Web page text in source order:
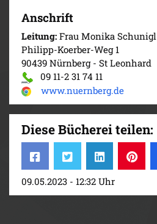
Anschrift
Leitung: Frau Monika Schunigl
Philipp-Koerber-Weg 1
90439 Nürnberg - St Leonhard
09 11-2 31 74 11
www.nuernberg.de
Diese Bücherei teilen:
09.05.2023 - 12:32 Uhr